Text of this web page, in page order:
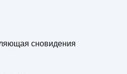
сновидения